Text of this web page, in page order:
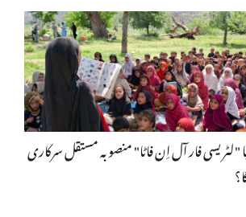
"لٹریسی فار آل اِن فاٹا" منصوبہ مستقل سرکاری